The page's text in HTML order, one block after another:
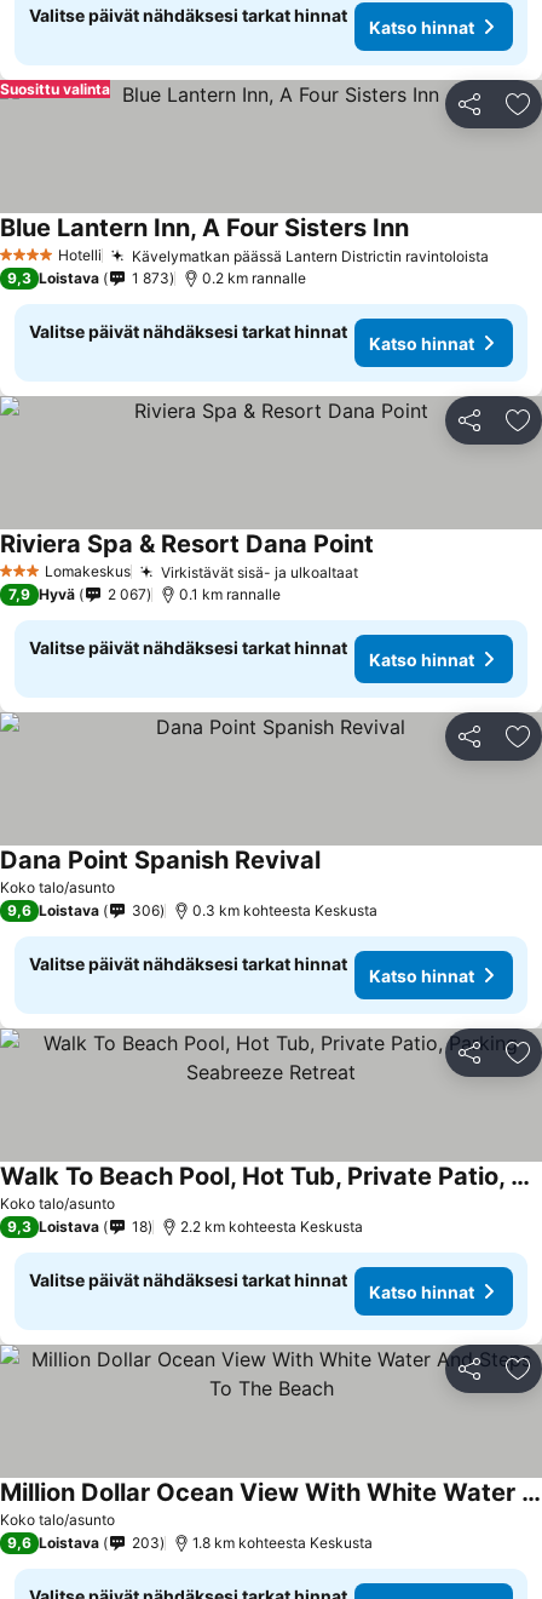
Valitse päivät nähdäksesi tarkat hinnat
Katso hinnat
Jaa
Suosittu valinta
4 Tähtiluokitus
Hotelli Kävelymatkan päässä Lantern Districtin ravintoloista
Blue Lantern Inn, A Four Sisters Inn
9,3 Loistava 1 873 0.2 km rannalle
Valitse päivät nähdäksesi tarkat hinnat
Katso hinnat
Jaa
3 Tähtiluokitus
Lomakeskus Virkistävät sisä- ja ulkoaltaat
Riviera Spa & Resort Dana Point
7,9 Hyvä 2 067 0.1 km rannalle
Valitse päivät nähdäksesi tarkat hinnat
Katso hinnat
Jaa
Koko talo/asunto
Dana Point Spanish Revival
9,6 Loistava 306 0.3 km kohteesta Keskusta
Valitse päivät nähdäksesi tarkat hinnat
Katso hinnat
Jaa
Koko talo/asunto
Walk To Beach Pool, Hot Tub, Private Patio, Parking Seabreeze Retreat
9,3 Loistava 18 2.2 km kohteesta Keskusta
Valitse päivät nähdäksesi tarkat hinnat
Katso hinnat
Jaa
Koko talo/asunto
Million Dollar Ocean View With White Water And Steps To The Beach
9,6 Loistava 203 1.8 km kohteesta Keskusta